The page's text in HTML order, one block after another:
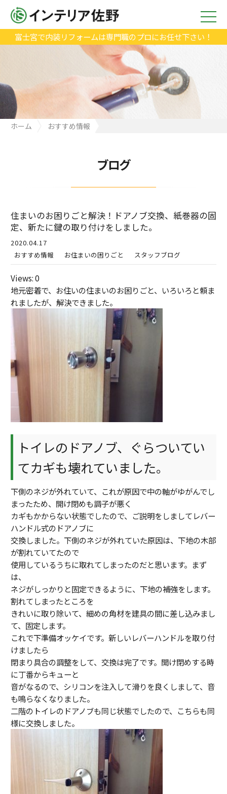
富士宮で内装リフォームは専門職のプロにお任せ下さい！
ホーム
おすすめ情報
ブログ
住まいのお困りごと解決！ドアノブ交換、紙巻器の固
定、新たに鍵の取り付けをしました。
2020.04.17
おすすめ情報
お住まいの困りごと スタッフブログ
Views: 0
地元密着で、お住いの住まいのお困りごと、いろいろと頼ま
れましたが、解決できました。
トイレのドアノブ、ぐらついてい
てカギも壊れていました。
下側のネジが外れていて、これが原因で中の軸がゆがんでし
まったため、開け閉めも調子が悪く
カギもかからない状態でしたので、ご説明をしましてレバー
ハンドル式のドアノブに
交換しました。下側のネジが外れていた原因は、下地の木部
が割れていてたので
使用しているうちに取れてしまったのだと思います。まず
は、
ネジがしっかりと固定できるように、下地の補強をします。
割れてしまったところを
きれいに取り除いて、細めの角材を建具の間に差し込みまし
て、固定します。
これで下準備オッケイです。新しいレバーハンドルを取り付
けましたら
閉まり具合の調整をして、交換は完了です。開け閉めする時
に丁番からキューと
音がなるので、シリコンを注入して滑りを良くしまして、音
も鳴らなくなりました。
二階のトイレのドアノブも同じ状態でしたので、こちらも同
様に交換しました。